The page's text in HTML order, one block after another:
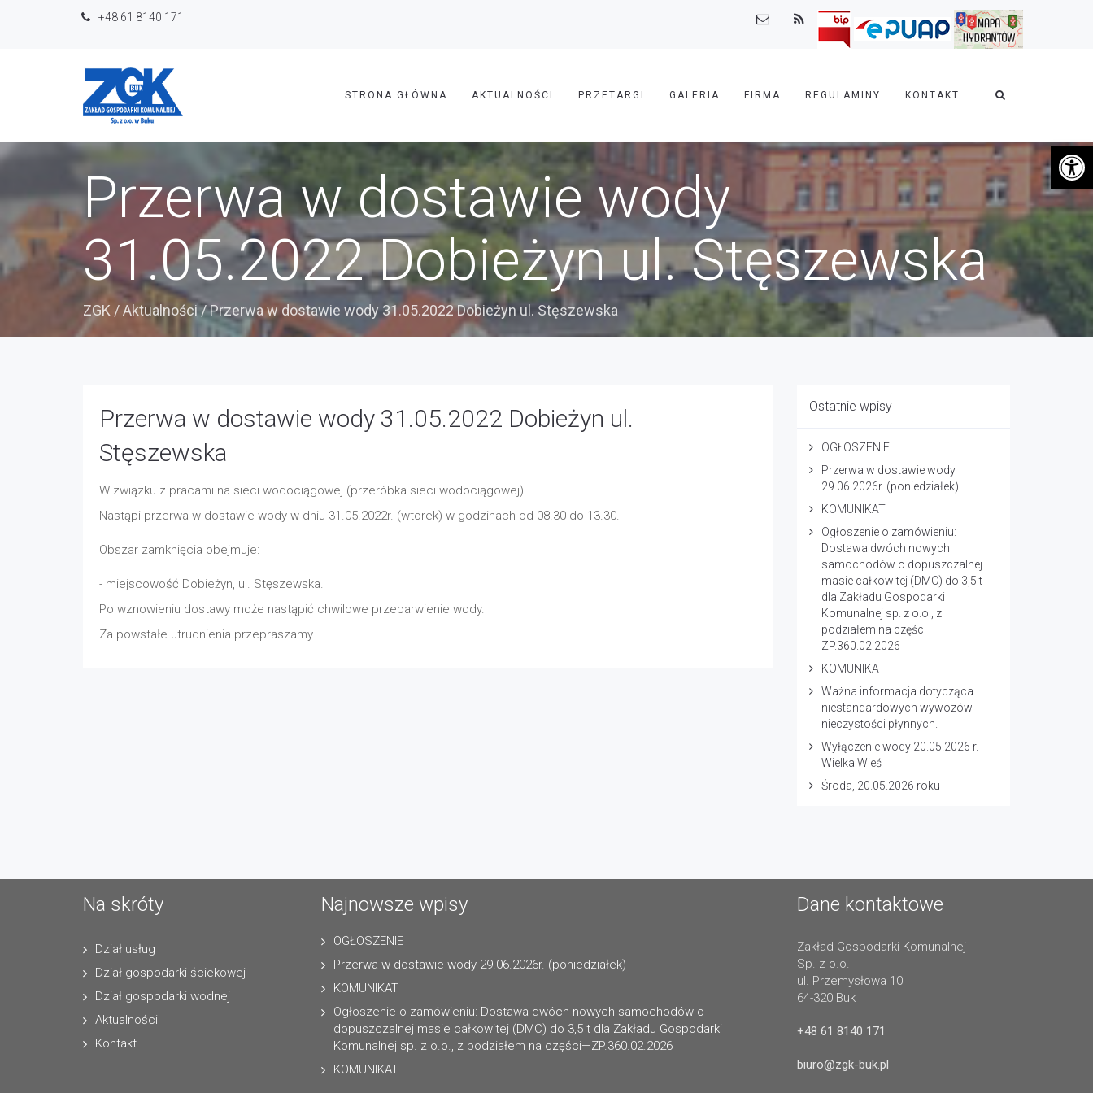
+48 61 8140 171
STRONA GŁÓWNA AKTUALNOŚCI PRZETARGI GALERIA FIRMA REGULAMINY KONTAKT
Przerwa w dostawie wody
31.05.2022 Dobieżyn ul. Stęszewska
ZGK /Aktualności/Przerwa w dostawie wody 31.05.2022 Dobieżyn ul. Stęszewska
Przerwa w dostawie wody 31.05.2022 Dobieżyn ul.
Stęszewska
W związku z pracami na sieci wodociągowej (przeróbka sieci wodociągowej).
Nastąpi przerwa w dostawie wody w dniu 31.05.2022r. (wtorek) w godzinach od 08.30 do 13.30.
Obszar zamknięcia obejmuje:
- miejscowość Dobieżyn, ul. Stęszewska.
Po wznowieniu dostawy może nastąpić chwilowe przebarwienie wody.
Za powstałe utrudnienia przepraszamy.
Ostatnie wpisy
OGŁOSZENIE
Przerwa w dostawie wody
29.06.2026r. (poniedziałek)
KOMUNIKAT
Ogłoszenie o zamówieniu:
Dostawa dwóch nowych
samochodów o dopuszczalnej
masie całkowitej (DMC) do 3,5 t
dla Zakładu Gospodarki
Komunalnej sp. z o.o., z
podziałem na części—
ZP.360.02.2026
KOMUNIKAT
Ważna informacja dotycząca
niestandardowych wywozów
nieczystości płynnych.
Wyłączenie wody 20.05.2026 r.
Wielka Wieś
Środa, 20.05.2026 roku
Na skróty
Dział usług
Dział gospodarki ściekowej
Dział gospodarki wodnej
Aktualności
Kontakt
Najnowsze wpisy
OGŁOSZENIE
Przerwa w dostawie wody 29.06.2026r. (poniedziałek)
KOMUNIKAT
Ogłoszenie o zamówieniu: Dostawa dwóch nowych samochodów o
dopuszczalnej masie całkowitej (DMC) do 3,5 t dla Zakładu Gospodarki
Komunalnej sp. z o.o., z podziałem na części—ZP.360.02.2026
KOMUNIKAT
Dane kontaktowe
Zakład Gospodarki Komunalnej
Sp. z o.o.
ul. Przemysłowa 10
64-320 Buk
+48 61 8140 171
biuro@zgk-buk.pl